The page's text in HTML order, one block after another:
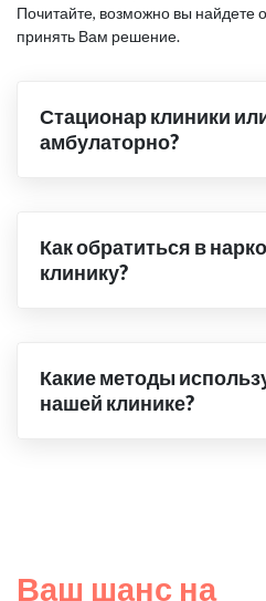
Почитайте, возможно вы найдете
принять Вам решение.
Стационар клиники
амбулаторно?
Как обратиться в
клинику?
Какие методы
нашей клинике?
Ваш шанс на